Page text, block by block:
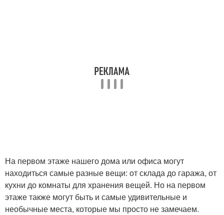
На первом этаже нашего дома или офиса могут
находиться самые разные вещи: от склада до гаража, от
кухни до комнаты для хранения вещей. Но на первом
этаже также могут быть и самые удивительные и
необычные места, которые мы просто не замечаем.